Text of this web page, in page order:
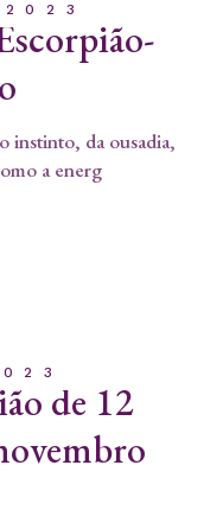
2023
instinto, da ousadia,
a energ
de 12